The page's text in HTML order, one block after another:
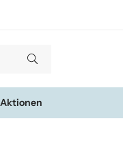
Aktionen